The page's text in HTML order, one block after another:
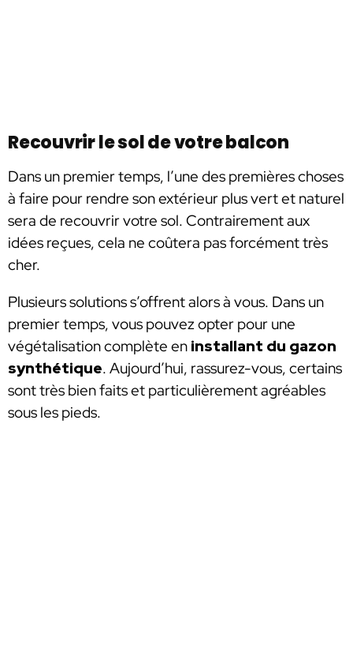
Recouvrir le sol de votre balcon
Dans un premier temps, l’une des premières choses
à faire pour rendre son extérieur plus vert et naturel
sera de recouvrir votre sol. Contrairement aux
idées reçues, cela ne coûtera pas forcément très
cher.
Plusieurs solutions s’offrent alors à vous. Dans un
premier temps, vous pouvez opter pour une
végétalisation complète en installant du gazon
synthétique. Aujourd’hui, rassurez-vous, certains
sont très bien faits et particulièrement agréables
sous les pieds.